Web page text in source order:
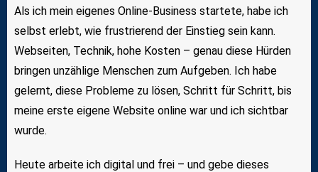
Als ich mein eigenes Online-Business startete, habe ich
selbst erlebt, wie frustrierend der Einstieg sein kann.
Webseiten, Technik, hohe Kosten – genau diese Hürden
bringen unzählige Menschen zum Aufgeben. Ich habe
gelernt, diese Probleme zu lösen, Schritt für Schritt, bis
meine erste eigene Website online war und ich sichtbar
wurde.
Heute arbeite ich digital und frei – und gebe dieses